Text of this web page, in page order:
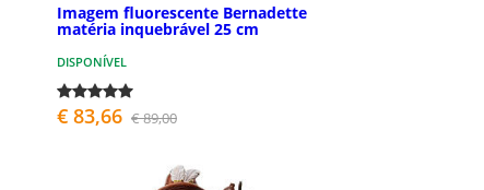
Imagem fluorescente Bernadette
matéria inquebrável 25 cm
DISPONÍVEL
€ 83,66 € 89,00